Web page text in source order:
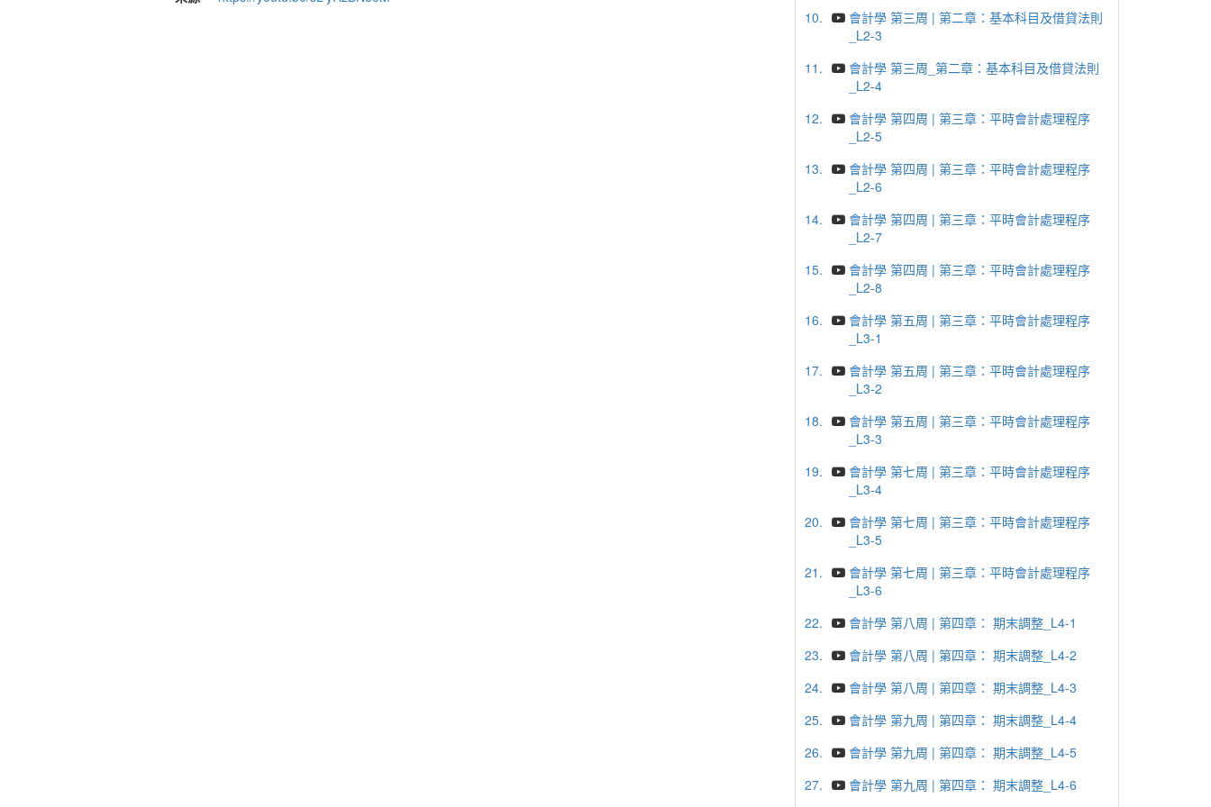
10.
會計學 第三周 | 第二章：基本科目及借貸法則
_L2-3
11.
會計學 第三周_第二章：基本科目及借貸法則
_L2-4
12.
會計學 第四周 | 第三章：平時會計處理程序
_L2-5
13.
會計學 第四周 | 第三章：平時會計處理程序
_L2-6
14.
會計學 第四周 | 第三章：平時會計處理程序
_L2-7
15.
會計學 第四周 | 第三章：平時會計處理程序
_L2-8
16.
會計學 第五周 | 第三章：平時會計處理程序
_L3-1
17.
會計學 第五周 | 第三章：平時會計處理程序
_L3-2
18.
會計學 第五周 | 第三章：平時會計處理程序
_L3-3
19.
會計學 第七周 | 第三章：平時會計處理程序
_L3-4
20.
會計學 第七周 | 第三章：平時會計處理程序
_L3-5
21.
會計學 第七周 | 第三章：平時會計處理程序
_L3-6
22.
會計學 第八周 | 第四章： 期末調整_L4-1
23.
會計學 第八周 | 第四章： 期末調整_L4-2
24.
會計學 第八周 | 第四章： 期末調整_L4-3
25.
會計學 第九周 | 第四章： 期末調整_L4-4
26.
會計學 第九周 | 第四章： 期末調整_L4-5
27.
會計學 第九周 | 第四章： 期末調整_L4-6